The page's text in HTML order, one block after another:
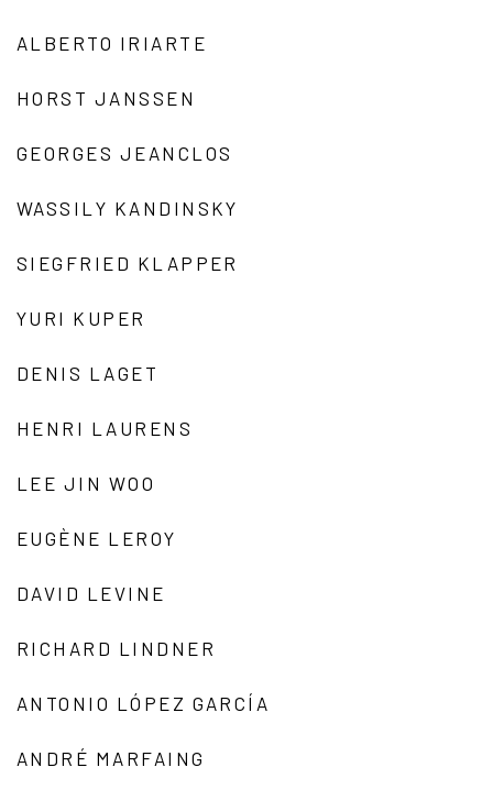
ALBERTO IRIARTE
HORST JANSSEN
GEORGES JEANCLOS
WASSILY KANDINSKY
SIEGFRIED KLAPPER
YURI KUPER
DENIS LAGET
HENRI LAURENS
LEE JIN WOO
EUGÈNE LEROY
DAVID LEVINE
RICHARD LINDNER
ANTONIO LÓPEZ GARCÍA
ANDRÉ MARFAING